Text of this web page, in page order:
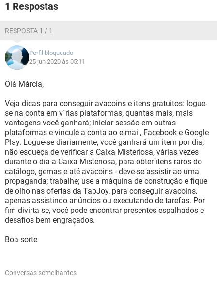
1 Respostas
RESPOSTA 1 / 1
Perfil bloqueado
25 jun 2020 às 05:11
Olá Márcia,
Veja dicas para conseguir avacoins e itens gratuitos: logue-
se na conta em v´rias plataformas, quantas mais, mais
vantagens você ganhará; iniciar sessão em outras
plataformas e vincule a conta ao e-mail, Facebook e Google
Play. Logue-se diariamente, você ganhará um item por dia;
não esqueça de verificar a Caixa Misteriosa, várias vezes
durante o dia a Caixa Misteriosa, para obter itens raros do
catálogo, gemas e até avacoins - deve-se assistir ao uma
propaganda; trabalhe; use a máquina de construção e fique
de olho nas ofertas da TapJoy, para conseguir avacoins,
apenas assistindo anúncios ou executando de tarefas. Por
fim divirta-se, você pode encontrar presentes espalhados e
desafios bem engraçados.
Boa sorte
Conversas semelhantes